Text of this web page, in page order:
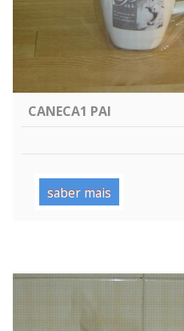
CANECA1 PAI
saber mais